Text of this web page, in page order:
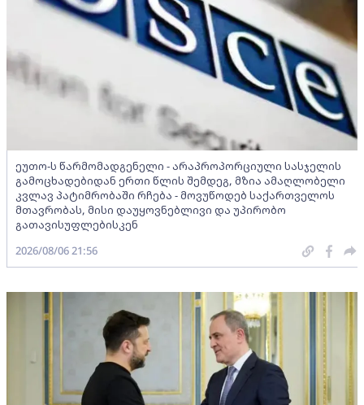
ეუთო-ს წარმომადგენელი - არაპროპორციული სასჯელის
გამოცხადებიდან ერთი წლის შემდეგ, მზია ამაღლობელი
კვლავ პატიმრობაში რჩება - მოვუწოდებ საქართველოს
მთავრობას, მისი დაუყოვნებლივი და უპირობო
გათავისუფლებისკენ
2026/08/06 21:56